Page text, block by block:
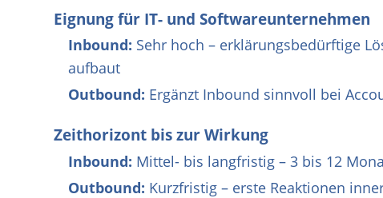
Eignung für IT- und Softwareunternehmen
Inbound: Sehr hoch – erklärungsbedürftige
aufbaut
Outbound: Ergänzt Inbound sinnvoll bei
Zeithorizont bis zur Wirkung
Inbound: Mittel- bis langfristig – 3 bis 12
Outbound: Kurzfristig – erste Reaktionen